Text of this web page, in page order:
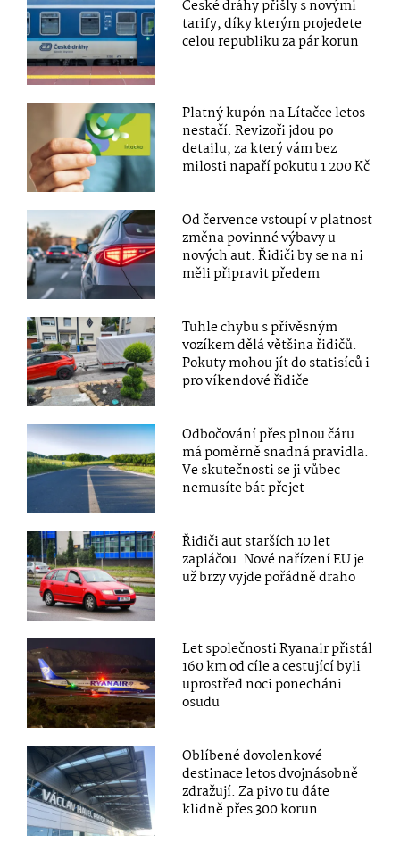
České dráhy přišly s novými
tarify, díky kterým projedete
celou republiku za pár korun
Platný kupón na Lítačce letos
nestačí: Revizoři jdou po
detailu, za který vám bez
milosti napaří pokutu 1 200 Kč
Od července vstoupí v platnost
změna povinné výbavy u
nových aut. Řidiči by se na ni
měli připravit předem
Tuhle chybu s přívěsným
vozíkem dělá většina řidičů.
Pokuty mohou jít do statisíců i
pro víkendové řidiče
Odbočování přes plnou čáru
má poměrně snadná pravidla.
Ve skutečnosti se ji vůbec
nemusíte bát přejet
Řidiči aut starších 10 let
zapláčou. Nové nařízení EU je
už brzy vyjde pořádně draho
Let společnosti Ryanair přistál
160 km od cíle a cestující byli
uprostřed noci ponecháni
osudu
Oblíbené dovolenkové
destinace letos dvojnásobně
zdražují. Za pivo tu dáte
klidně přes 300 korun